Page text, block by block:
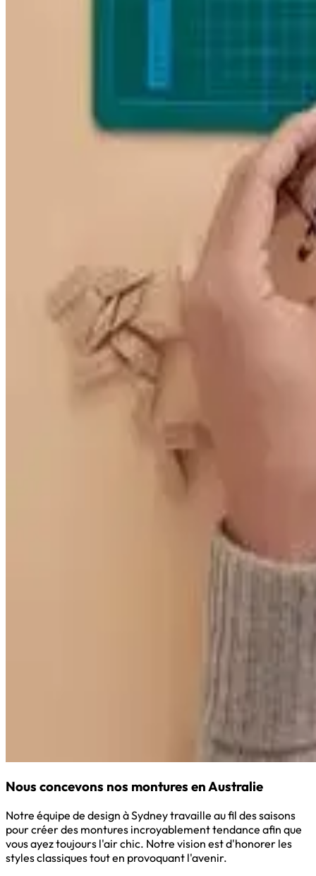
Nous concevons nos montures en Australie
Notre équipe de design à Sydney travaille au fil des saisons
pour créer des montures incroyablement tendance afin que
vous ayez toujours l'air chic. Notre vision est d'honorer les
styles classiques tout en provoquant l'avenir.